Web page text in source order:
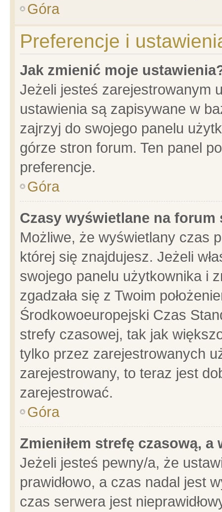
Góra
Preferencje i
Jak zmienić moje
Jeżeli jesteś zarejestrowanym
ustawienia są zapisywane w
zajrzyj do swojego panelu
górze stron forum. Ten panel
preferencje.
Góra
Czasy wyświetlane na forum
Możliwe, że wyświetlany czas
której się znajdujesz. Jeżeli
swojego panelu użytkownika i
zgadzała się z Twoim
Środkowoeuropejski Czas
strefy czasowej, tak jak
tylko przez zarejestrowanych
zarejestrowany, to teraz jest
zarejestrować.
Góra
Zmieniłem strefę czasową,
Jeżeli jesteś pewny/a, że
prawidłowo, a czas nadal jest
czas serwera jest